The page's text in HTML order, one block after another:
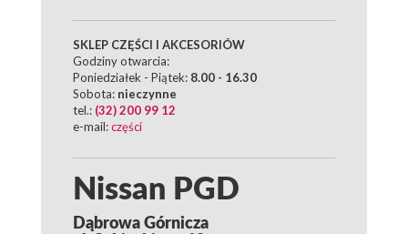
SKLEP CZĘŚCI I AKCESORIÓW
Godziny otwarcia:
Poniedziałek - Piątek: 8.00 - 16.30
Sobota: nieczynne
tel.: (32) 200 99 12
e-mail:części
Nissan PGD
Dąbrowa Górnicza